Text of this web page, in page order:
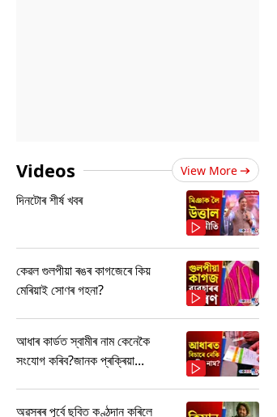
Videos View More
দিনটোৰ শীৰ্ষ খবৰ
কেৱল গুলপীয়া ৰঙৰ কাগজেৰে কিয়
মেৰিয়াই সোণৰ গহনা?
আধাৰ কাৰ্ডত স্বামীৰ নাম কেনেকৈ
সংযোগ কৰিব?জানক প্ৰক্ৰিয়া...
অৱসৰৰ পূৰ্বে ছবিত কণ্ঠদান কৰিলে